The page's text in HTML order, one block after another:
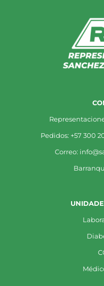
Pedidos: +57 300
Correo: